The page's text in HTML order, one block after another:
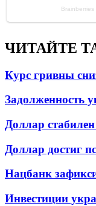
ЧИТАЙТЕ
Курс гривны
Задолженность
Доллар
Доллар достиг
Нацбанк
Инвестиции